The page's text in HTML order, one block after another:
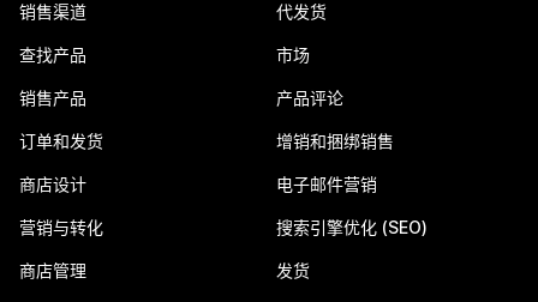
销售渠道
查找产品
销售产品
订单和发货
商店设计
营销与转化
商店管理
代发货
市场
产品评论
增销和捆绑销售
电子邮件营销
搜索引擎优化 (SEO)
发货